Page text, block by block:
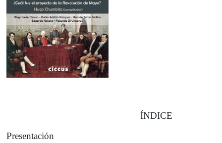
ÍNDICE
Presentación